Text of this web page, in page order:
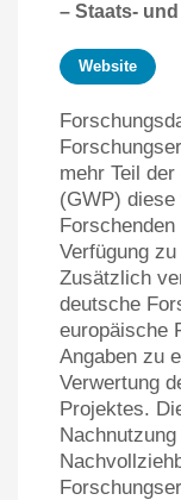
– Staats-
Website
mehr Teil
(GWP) diese
Verfügung
Zusätzlich
deutsche
europäische
Angaben zu
Verwertung
Projektes.